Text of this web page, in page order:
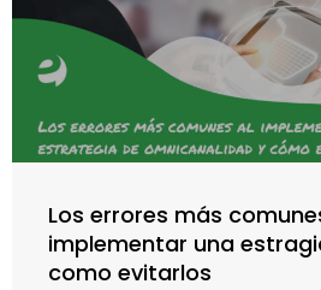
Los errores más
implementar una
como evitarlos